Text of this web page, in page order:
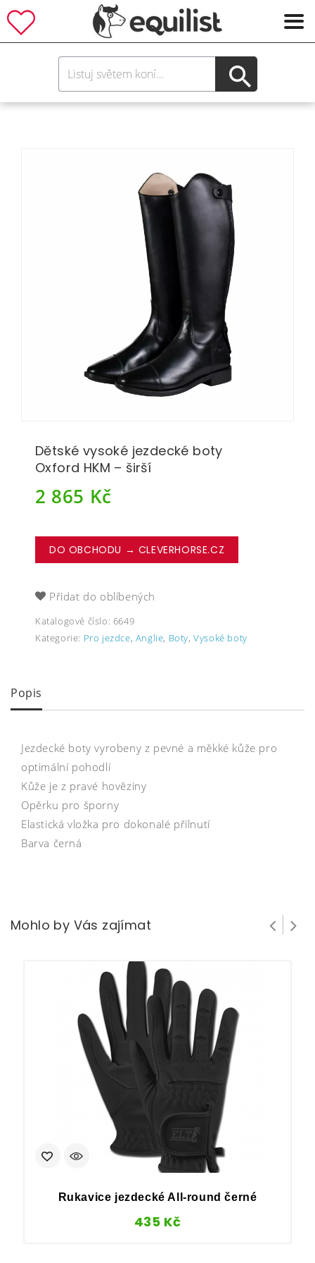
Dětské vysoké jezdecké boty
Oxford HKM – širší
2 865 Kč
DO OBCHODU → CLEVERHORSE.CZ
Přidat do oblíbených
Katalogové číslo: 6649
Kategorie: Pro jezdce, Anglie, Boty,Vysoké boty
Popis
Jezdecké boty vyrobeny z pevné a měkké kůže pro
optimální pohodlí
Kůže je z pravé hověziny
Opěrku pro šporny
Elastická vložka pro dokonalé přilnutí
Barva černá
Mohlo by Vás zajímat
Rukavice jezdecké All-round černé
435 Kč